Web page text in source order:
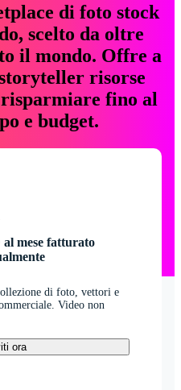
di foto stock
scelto da oltre
il mondo. Offre a
risorse
fino al
e budget.
al mese fatturato
di foto, vettori e
Video non
ora